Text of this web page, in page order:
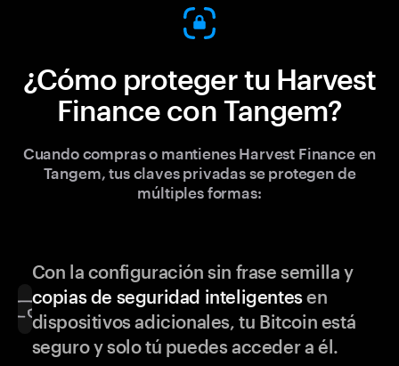
¿Cómo proteger tu Harvest
Finance con Tangem?
Cuando compras o mantienes Harvest Finance en
Tangem, tus claves privadas se protegen de
múltiples formas:
Con la configuración sin frase semilla y
copias de seguridad inteligentesen
dispositivos adicionales, tu Bitcoin está
seguro y solo tú puedes acceder a él.